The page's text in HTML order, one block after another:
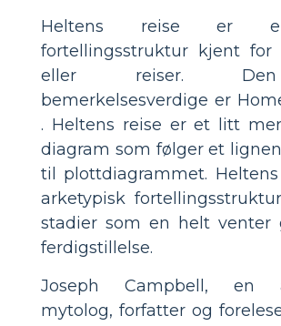
Heltens reise er
fortellingsstruktur kjent for
eller reiser.
bemerkelsesverdige er
. Heltens reise er et litt
diagram som følger et
til plottdiagrammet.
arketypisk
stadier som en helt venter
ferdigstillelse.
Joseph Campbell, en
mytolog, forfatter og